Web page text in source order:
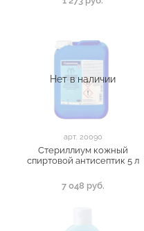
Нет в наличии
арт. 20090
Стериллиум кожный
спиртовой антисептик 5 л
7 048 руб.